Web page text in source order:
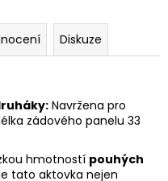
Diskuze
Navržena pro
zádového panelu 33
hmotností pouhých
tato aktovka nejen